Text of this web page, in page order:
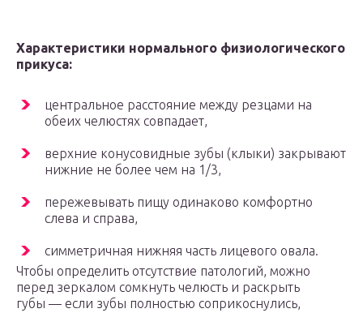
Характеристики нормального физиологического
прикуса:
центральное расстояние между резцами на
обеих челюстях совпадает,
верхние конусовидные зубы (клыки) закрывают
нижние не более чем на 1/3,
пережевывать пищу одинаково комфортно
слева и справа,
симметричная нижняя часть лицевого овала.
Чтобы определить отсутствие патологий, можно
перед зеркалом сомкнуть челюсть и раскрыть
губы — если зубы полностью соприкоснулись,